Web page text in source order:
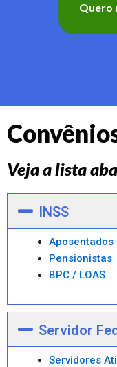
Quero
Veja a lista
INSS
Aposentados
Pensionistas
BPC / LOAS
Servidor
Servidores